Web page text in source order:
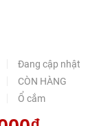
Đang cập nhật
CÒN HÀNG
Ổ cắm